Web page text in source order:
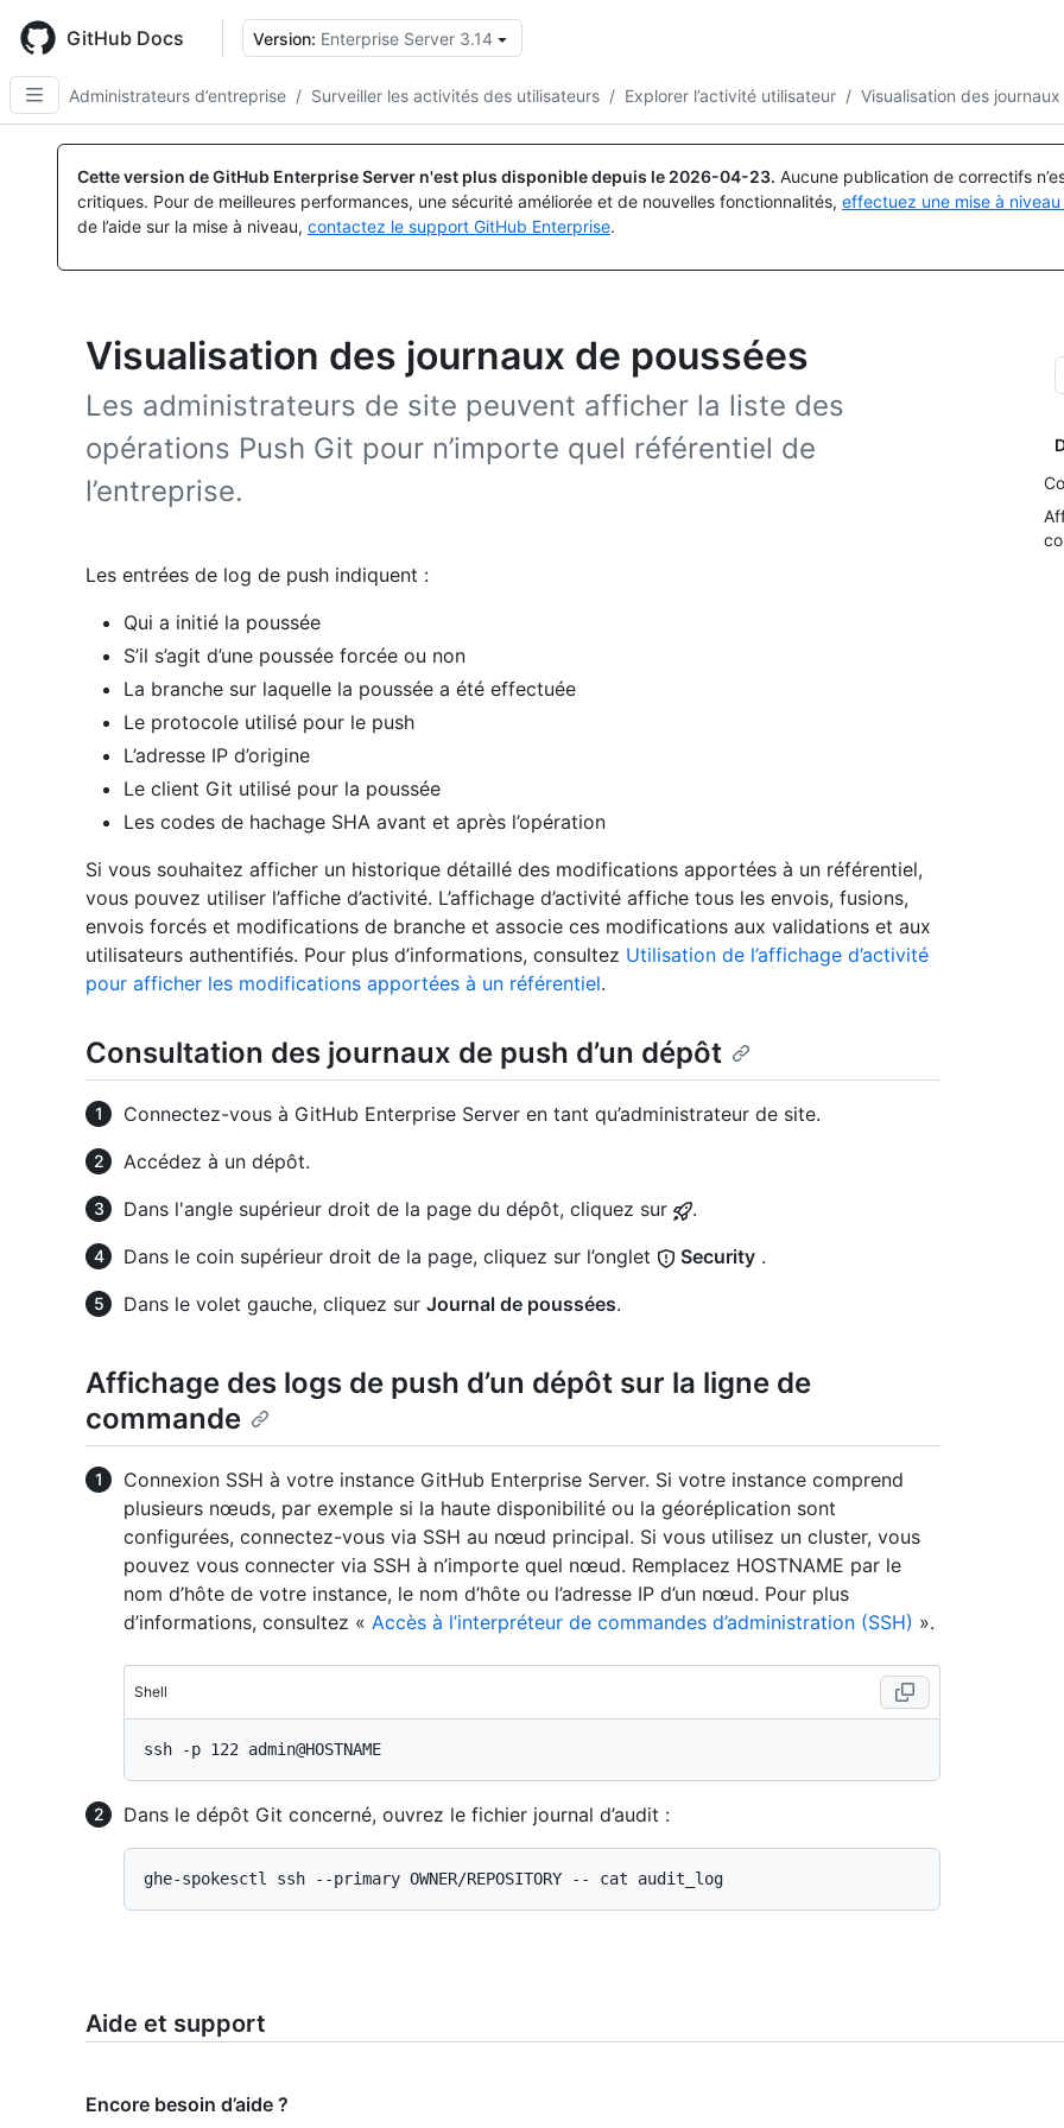
main
content
GitHub Docs Version: Enterprise Server 3.14
Administrateurs d’entreprise / Surveiller les activités des utilisateurs / Explorer l’activité utilisateur / Visualisation des
Cette version de GitHub Enterprise Server n'est plus disponible depuis le 2026-04-23. Aucune publication de correctifs
critiques. Pour de meilleures performances, une sécurité améliorée et de nouvelles fonctionnalités, effectuez une mise à
de l’aide sur la mise à niveau, contactez le support GitHub Enterprise.
Visualisation des journaux de poussées
Les administrateurs de site peuvent afficher la liste des
opérations Push Git pour n’importe quel référentiel de
l’entreprise.
Les entrées de log de push indiquent :
Qui a initié la poussée
S’il s’agit d’une poussée forcée ou non
La branche sur laquelle la poussée a été effectuée
Le protocole utilisé pour le push
L’adresse IP d’origine
Le client Git utilisé pour la poussée
Les codes de hachage SHA avant et après l’opération
Si vous souhaitez afficher un historique détaillé des modifications apportées à un référentiel,
vous pouvez utiliser l’affiche d’activité. L’affichage d’activité affiche tous les envois, fusions,
envois forcés et modifications de branche et associe ces modifications aux validations et aux
utilisateurs authentifiés. Pour plus d’informations, consultez Utilisation de l’affichage d’activité
pour afficher les modifications apportées à un référentiel.
Consultation des journaux de push d’un dépôt
Connectez-vous à GitHub Enterprise Server en tant qu’administrateur de site.
Accédez à un dépôt.
Dans l'angle supérieur droit de la page du dépôt, cliquez sur
.
Dans le coin supérieur droit de la page, cliquez sur l’onglet
Security .
Dans le volet gauche, cliquez sur Journal de poussées.
Affichage des logs de push d’un dépôt sur la ligne de
commande
Connexion SSH à votre instance GitHub Enterprise Server. Si votre instance comprend
plusieurs nœuds, par exemple si la haute disponibilité ou la géoréplication sont
configurées, connectez-vous via SSH au nœud principal. Si vous utilisez un cluster, vous
pouvez vous connecter via SSH à n’importe quel nœud. Remplacez HOSTNAME par le
nom d’hôte de votre instance, le nom d’hôte ou l’adresse IP d’un nœud. Pour plus
d’informations, consultez « Accès à l’interpréteur de commandes d’administration (SSH) ».
Shell
Dans le dépôt Git concerné, ouvrez le fichier journal d’audit :
Aide et support
Encore besoin d’aide ?